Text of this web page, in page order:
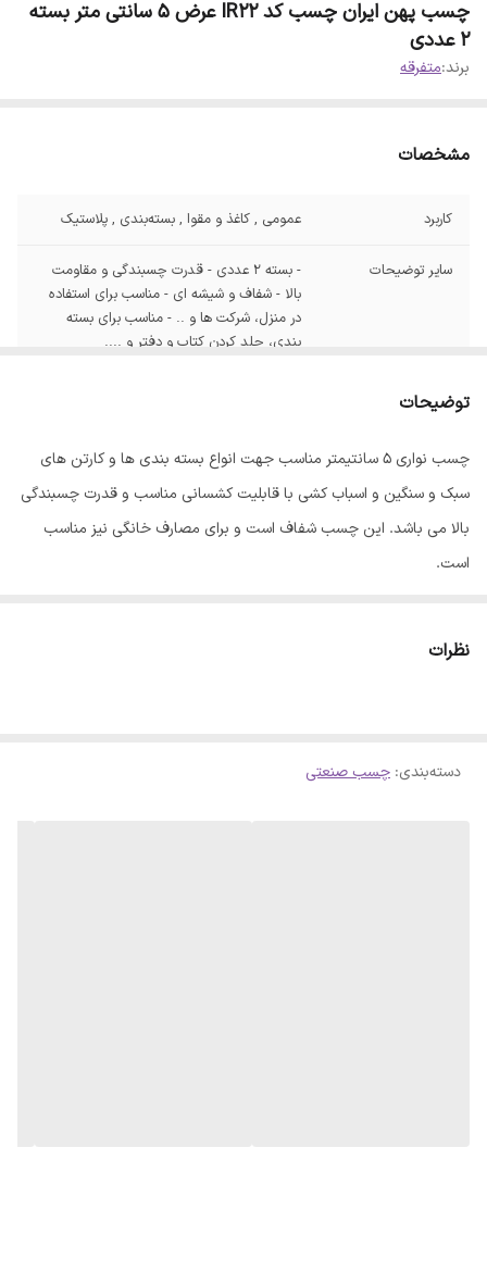
چسب پهن ایران چسب کد IR22 عرض 5 سانتی متر بسته
2 عددی
برند:متفرقه
مشخصات
کاربرد عمومی , کاغذ و مقوا , بسته‌بندی , پلاستیک
سایر توضیحات
- بسته 2 عددی - قدرت چسبندگی و مقاومت
بالا - شفاف و شیشه ای - مناسب برای استفاده
در منزل، شرکت ها و .. - مناسب برای بسته
بندی، جلد کردن کتاب و دفتر و ....
وزن
توضیحات
چسب نواری 5 سانتیمتر مناسب جهت انواع بسته بندی ها و کارتن های
سبک و سنگین و اسباب کشی با قابلیت کشسانی مناسب و قدرت چسبندگی
بالا می باشد. این چسب شفاف است و برای مصارف خانگی نیز مناسب
است.
نظرات
دسته‌بندی: چسب صنعتی